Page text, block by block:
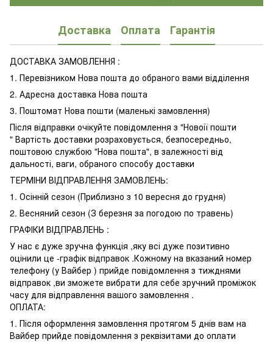
Доставка Оплата Гарантія
ДОСТАВКА ЗАМОВЛЕННЯ :
1. Перевізником Нова пошта до обраного вами відділення
2. Адресна доставка Нова пошта
3. Поштомат Нова пошти (маленькі замовлення)
Після відправки очікуйте повідомлення з "Новоії пошти
" Вартість доставки розраховується, безпосередньо,
поштовою службою "Нова пошта", в залежності від
дальності, ваги, обраного способу доставки
ТЕРМІНИ ВІДПРАВЛЕННЯ ЗАМОВЛЕНЬ:
1. Осінній сезон (Приблизно з 10 вересня до грудня)
2. Весняний сезон (З березня за погодою по травень)
ГРАФІКИ ВІДПРАВЛЕНЬ :
У нас є дуже зручна функція ,яку всі дуже позитивно
оцінили це -графік відправок .Кожному на вказаний номер
телефону (у Вайбер ) прийде повідомлення з тижднями
відправок ,ви зможете вибрати для себе зручний проміжок
часу для відправлення вашого замовлення .
ОПЛАТА:
1. Після оформлення замовлення протягом 5 днів вам на
Вайбер прийде повідомлення з реквізитами до оплати